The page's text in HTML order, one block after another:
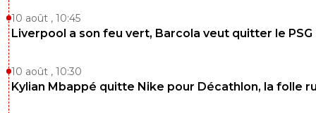
10 août , 10:45
Liverpool a son feu vert, Barcola veut quitter le PSG
10 août , 10:30
Kylian Mbappé quitte Nike pour Décathlon, la folle